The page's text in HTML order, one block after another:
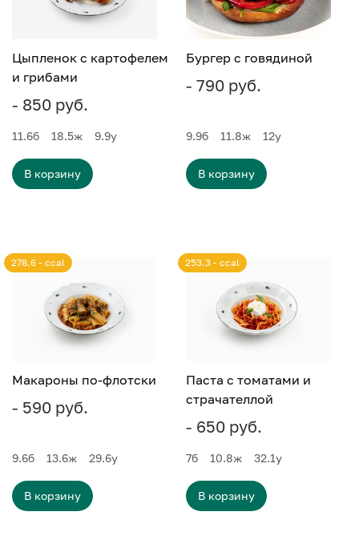
Цыпленок с картофелем
и грибами
- 850 руб.
11.6б 18.5ж 9.9у
В корзину
Бургер с говядиной
- 790 руб.
9.9б 11.8ж 12у
В корзину
Макароны по-флотски
- 590 руб.
278.6 - ccal
9.6б 13.6ж 29.6у
В корзину
Паста с томатами и
страчателлой
- 650 руб.
253.3 - ccal
7б 10.8ж 32.1у
В корзину